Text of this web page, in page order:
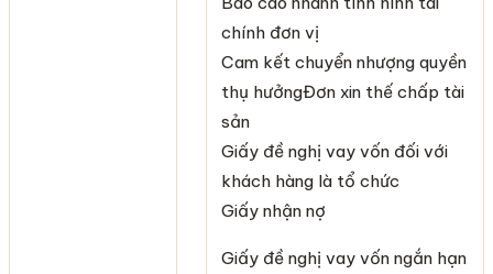
chính đơn vị
Cam kết chuyển nhượng quyền
thụ hưởngĐơn xin thế chấp tài
sản
Giấy đề nghị vay vốn đối với
khách hàng là tổ chức
Giấy nhận nợ
Giấy đề nghị vay vốn ngắn hạn